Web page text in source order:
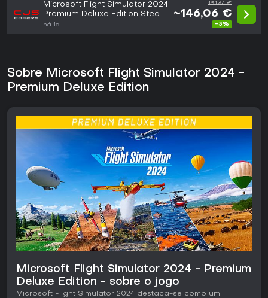
Microsoft Flight Simulator 2024
Premium Deluxe Edition Steam
Key (GLOBAL)
há 1d
151,64 €
~146,06 €
-3%
Sobre Microsoft Flight Simulator 2024 -
Premium Deluxe Edition
Microsoft Flight Simulator 2024 - Premium
Deluxe Edition - sobre o jogo
Microsoft Flight Simulator 2024 destaca-se como um